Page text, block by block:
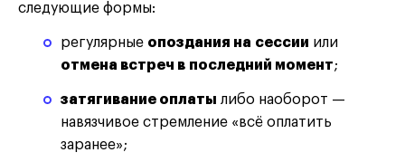
следующие формы:
регулярные опоздания на сессии или
отмена встреч в последний момент;
затягивание оплаты либо наоборот —
навязчивое стремление «всё оплатить
заранее»;